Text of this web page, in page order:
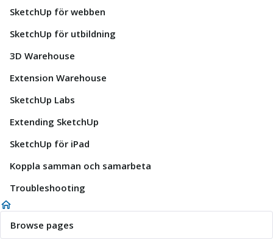
SketchUp för webben
SketchUp för utbildning
3D Warehouse
Extension Warehouse
SketchUp Labs
Extending SketchUp
SketchUp för iPad
Koppla samman och samarbeta
Troubleshooting
Browse pages